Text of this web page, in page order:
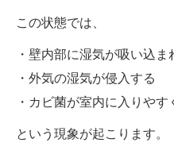
この状態では、
・壁内部に湿気が吸い込ま
・外気の湿気が侵入する
・カビ菌が室内に入りやす
という現象が起こります。